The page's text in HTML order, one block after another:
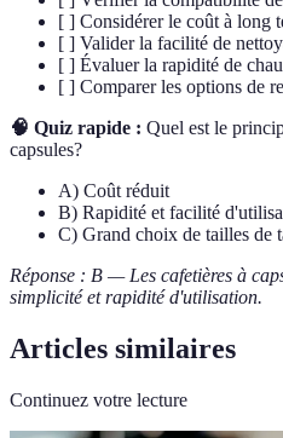
[ ] Considérer le coût à long
[ ] Valider la facilité de
[ ] Évaluer la rapidité de
[ ] Comparer les options de
🧠 Quiz rapide : Quel est le
capsules?
A) Coût réduit
B) Rapidité et facilité
C) Grand choix de tailles de
Réponse : B — Les cafetières à
simplicité et rapidité d'utilisation.
Articles similaires
Continuez votre lecture